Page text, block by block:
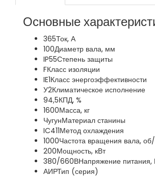
Основные
365Ток, А
100Диаметр вала, мм
IP55Степень защиты
FКласс изоляции
IE1Класс энергоэффективности
У2Климатическое исполнение
94,5КПД, %
1600Масса, кг
ЧугунМатериал станины
IC411Метод охлаждения
1000Частота вращения вала,
200Мощность, кВт
380/660ВНапряжение питания,
АИРТип (серия)